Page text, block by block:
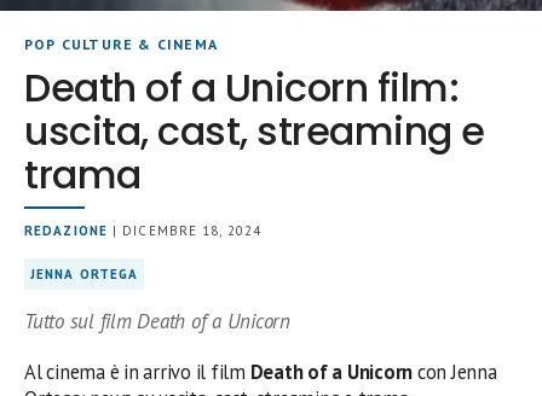
POP CULTURE & CINEMA
Death of a Unicorn film:
uscita, cast, streaming e
trama
REDAZIONE | DICEMBRE 18, 2024
JENNA ORTEGA
Tutto sul film Death of a Unicorn
Al cinema è in arrivo il film Death of a Unicorncon Jenna